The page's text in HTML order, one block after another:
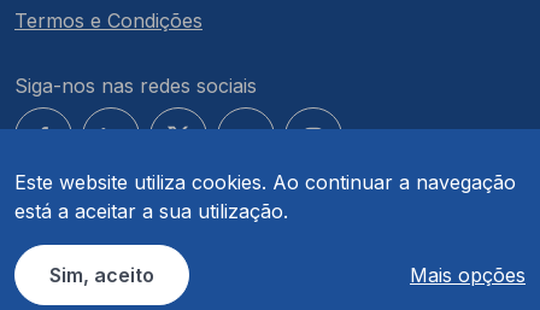
Este website utiliza cookies. Ao continuar a navegação
está a aceitar a sua utilização.
Sim, aceito Mais opções
Termos e Condições
Siga-nos nas redes sociais
© COMPETE 2030. Todos os direitos reservados.